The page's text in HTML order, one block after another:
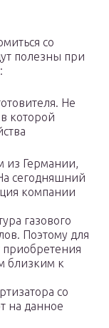
со
полезны при
Не
которой
из Германии,
сегодняшний
компании
газового
Поэтому для
приобретения
близким к
со
на данное